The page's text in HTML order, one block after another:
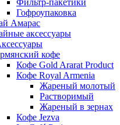
Фильтр-пакетики
Гофроупаковка
Амарас
аксессуары
кофе
Кофе Gold Ararat Product
Кофе Royal Armenia
Жареный молотый
Растворимый
Жареный в зернах
Кофе Jezva